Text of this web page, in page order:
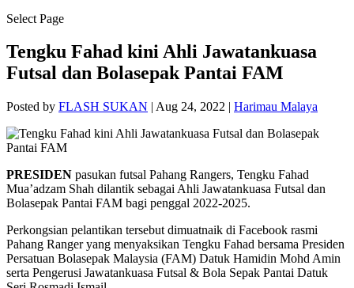
Select Page
Tengku Fahad kini Ahli Jawatankuasa
Futsal dan Bolasepak Pantai FAM
Posted by FLASH SUKAN | Aug 24, 2022 | Harimau Malaya
PRESIDEN pasukan futsal Pahang Rangers, Tengku Fahad
Mua’adzam Shah dilantik sebagai Ahli Jawatankuasa Futsal dan
Bolasepak Pantai FAM bagi penggal 2022-2025.
Perkongsian pelantikan tersebut dimuatnaik di Facebook rasmi
Pahang Ranger yang menyaksikan Tengku Fahad bersama Presiden
Persatuan Bolasepak Malaysia (FAM) Datuk Hamidin Mohd Amin
serta Pengerusi Jawatankuasa Futsal & Bola Sepak Pantai Datuk